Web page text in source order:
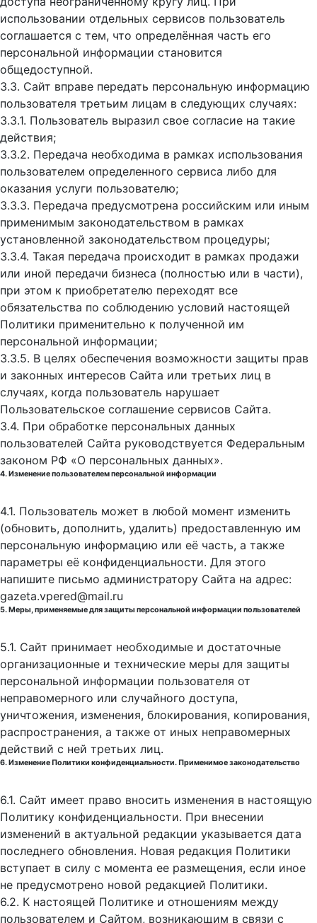
использовании отдельных сервисов пользователь
соглашается с тем, что определённая часть его
персональной информации становится
общедоступной.
3.3. Сайт вправе передать персональную информацию
пользователя третьим лицам в следующих случаях:
3.3.1. Пользователь выразил свое согласие на такие
действия;
3.3.2. Передача необходима в рамках использования
пользователем определенного сервиса либо для
оказания услуги пользователю;
3.3.3. Передача предусмотрена российским или иным
применимым законодательством в рамках
установленной законодательством процедуры;
3.3.4. Такая передача происходит в рамках продажи
или иной передачи бизнеса (полностью или в части),
при этом к приобретателю переходят все
обязательства по соблюдению условий настоящей
Политики применительно к полученной им
персональной информации;
3.3.5. В целях обеспечения возможности защиты прав
и законных интересов Сайта или третьих лиц в
случаях, когда пользователь нарушает
Пользовательское соглашение сервисов Сайта.
3.4. При обработке персональных данных
пользователей Сайта руководствуется Федеральным
законом РФ «О персональных данных».
4. Изменение пользователем персональной информации
4.1. Пользователь может в любой момент изменить
(обновить, дополнить, удалить) предоставленную им
персональную информацию или её часть, а также
параметры её конфиденциальности. Для этого
напишите письмо администратору Сайта на адрес:
gazeta.vpered@mail.ru
5. Меры, применяемые для защиты персональной информации пользователей
5.1. Сайт принимает необходимые и достаточные
организационные и технические меры для защиты
персональной информации пользователя от
неправомерного или случайного доступа,
уничтожения, изменения, блокирования, копирования,
распространения, а также от иных неправомерных
действий с ней третьих лиц.
6. Изменение Политики конфиденциальности. Применимое законодательство
6.1. Сайт имеет право вносить изменения в настоящую
Политику конфиденциальности. При внесении
изменений в актуальной редакции указывается дата
последнего обновления. Новая редакция Политики
вступает в силу с момента ее размещения, если иное
не предусмотрено новой редакцией Политики.
6.2. К настоящей Политике и отношениям между
пользователем и Сайтом, возникающим в связи с